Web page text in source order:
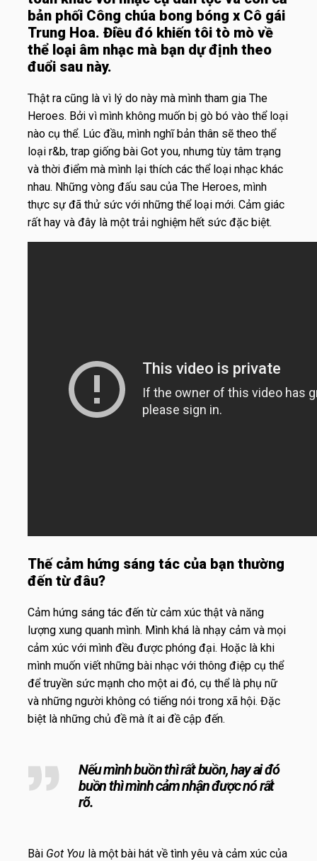
bản phối Công chúa bong bóng x Cô gái
Trung Hoa. Điều đó khiến tôi tò mò về
thể loại âm nhạc mà bạn dự định theo
đuổi sau này.
Thật ra cũng là vì lý do này mà mình tham gia The
Heroes. Bởi vì mình không muốn bị gò bó vào thể loại
nào cụ thể. Lúc đầu, mình nghĩ bản thân sẽ theo thể
loại r&b, trap giống bài Got you, nhưng tùy tâm trạng
và thời điểm mà mình lại thích các thể loại nhạc khác
nhau. Những vòng đấu sau của The Heroes, mình
thực sự đã thử sức với những thể loại mới. Cảm giác
rất hay và đây là một trải nghiệm hết sức đặc biệt.
Thế cảm hứng sáng tác của bạn thường
đến từ đâu?
Cảm hứng sáng tác đến từ cảm xúc thật và năng
lượng xung quanh mình. Mình khá là nhạy cảm và mọi
cảm xúc với mình đều được phóng đại. Hoặc là khi
mình muốn viết những bài nhạc với thông điệp cụ thể
để truyền sức mạnh cho một ai đó, cụ thể là phụ nữ
và những người không có tiếng nói trong xã hội. Đặc
biệt là những chủ đề mà ít ai đề cập đến.
Nếu mình buồn thì rất buồn, hay ai đó
buồn thì mình cảm nhận được nó rất
rõ.
Bài Got You là một bài hát về tình yêu và cảm xúc của